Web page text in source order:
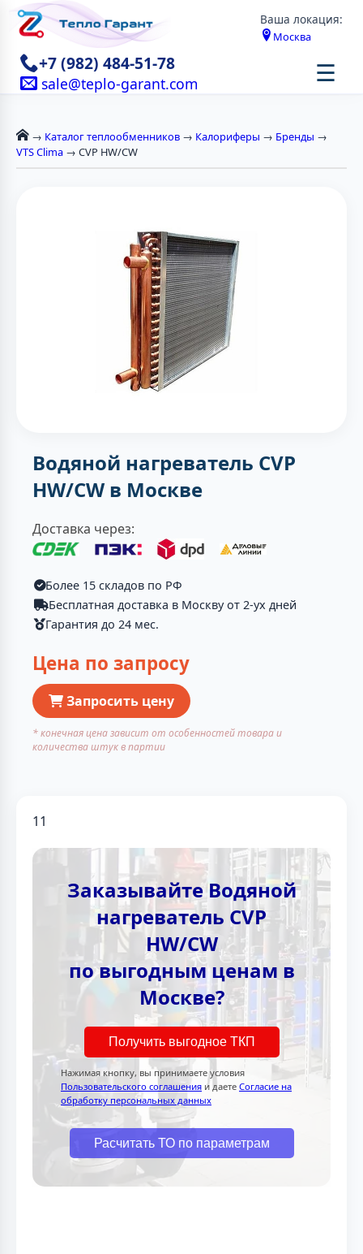
Ваша локация:
Москва
+7 (982) 484-51-78
sale@teplo-garant.com ☰
→ Каталог теплообменников → Калориферы → Бренды →
VTS Clima → CVP HW/CW
Водяной нагреватель CVP
HW/CW в Москве
Доставка через:
Более 15 складов по РФ
Бесплатная доставка в Москву от 2-ух дней
Гарантия до 24 мес.
Цена по запросу
Запросить цену
* конечная цена зависит от особенностей товара и
количества штук в партии
11
Заказывайте Водяной
нагреватель CVP
HW/CW
по выгодным ценам в
Москве?
Получить выгодное ТКП
Нажимая кнопку, вы принимаете условия
Пользовательского соглашения и даете Согласие на
обработку персональных данных
Расчитать ТО по параметрам